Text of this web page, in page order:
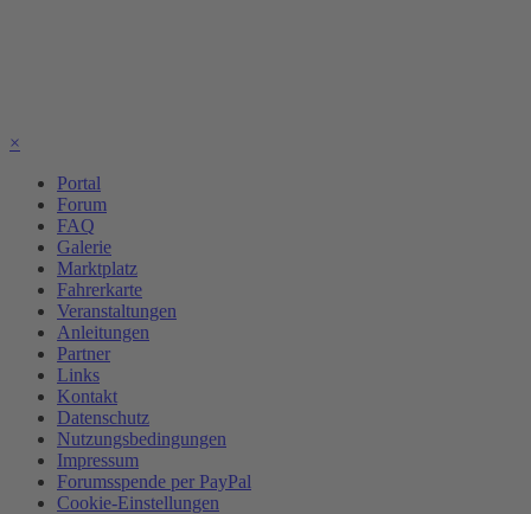
×
Portal
Forum
FAQ
Galerie
Marktplatz
Fahrerkarte
Veranstaltungen
Anleitungen
Partner
Links
Kontakt
Datenschutz
Nutzungsbedingungen
Impressum
Forumsspende per PayPal
Cookie-Einstellungen